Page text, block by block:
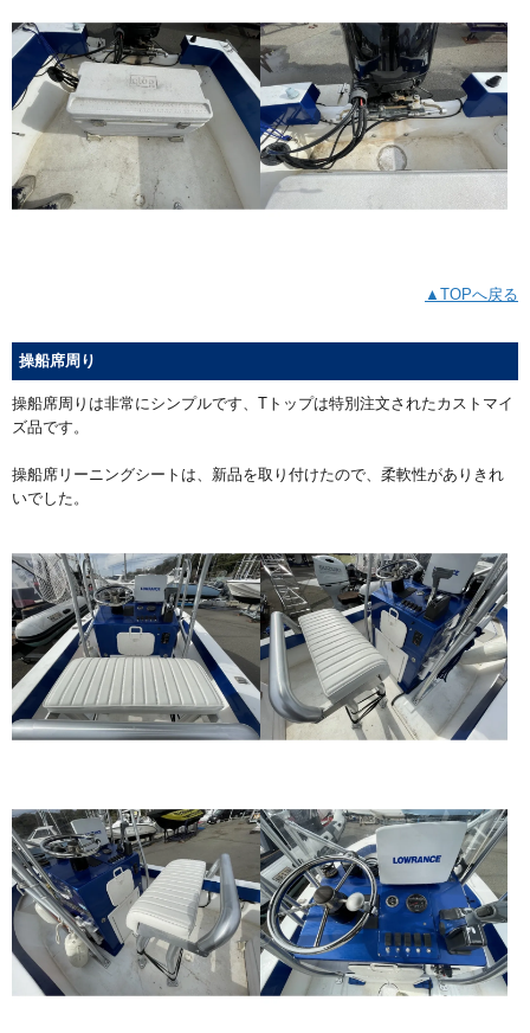
▲TOPへ戻る
操船席周り
操船席周りは非常にシンプルです、Tトップは特別注文されたカストマイ
ズ品です。
操船席リーニングシートは、新品を取り付けたので、柔軟性がありきれ
いでした。